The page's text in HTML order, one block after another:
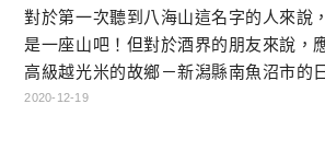
對於第一次聽到八海山這名字的人來說
是一座山吧！但對於酒界的朋友來說，
高級越光米的故鄉－新潟縣南魚沼市的
種人呢？ 很高興可以受邀參加八海釀造
2020-12-19